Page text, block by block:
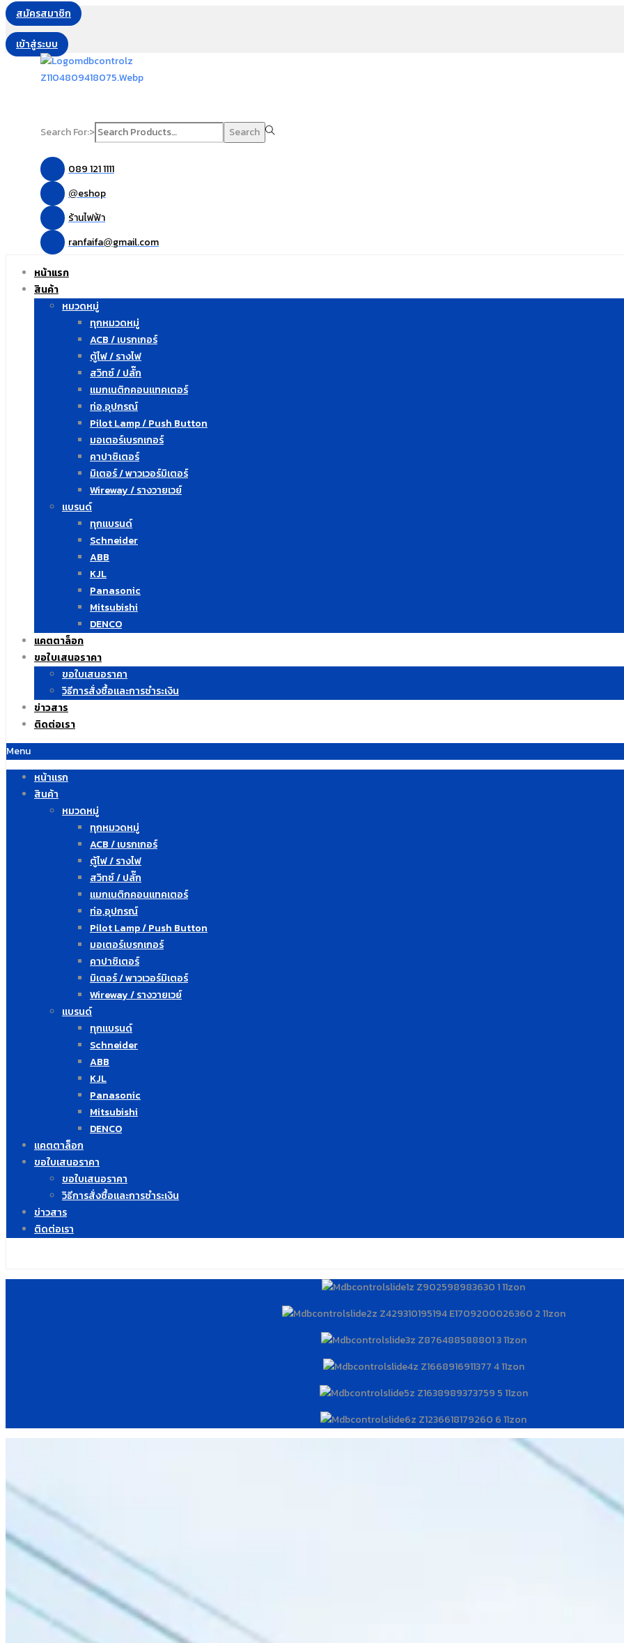
สมัครสมาชิก
เข้าสู่ระบบ
Search For:> Search
089 121 1111
@eshop
ร้านไฟฟ้า
ranfaifa@gmail.com
หน้าแรก
สินค้า
หมวดหมู่
ทุกหมวดหมู่
ACB / เบรกเกอร์
ตู้ไฟ / รางไฟ
สวิทซ์ / ปลั๊ก
แมกเนติกคอนแทคเตอร์
ท่อ,อุปกรณ์
Pilot Lamp / Push Button
มอเตอร์เบรกเกอร์
คาปาซิเตอร์
มิเตอร์ / พาวเวอร์มิเตอร์
Wireway / รางวายเวย์
แบรนด์
ทุกแบรนด์
Schneider
ABB
KJL
Panasonic
Mitsubishi
DENCO
แคตตาล็อก
ขอใบเสนอราคา
ขอใบเสนอราคา
วิธีการสั่งซื้อและการชำระเงิน
ข่าวสาร
ติดต่อเรา
Menu
หน้าแรก
สินค้า
หมวดหมู่
ทุกหมวดหมู่
ACB / เบรกเกอร์
ตู้ไฟ / รางไฟ
สวิทซ์ / ปลั๊ก
แมกเนติกคอนแทคเตอร์
ท่อ,อุปกรณ์
Pilot Lamp / Push Button
มอเตอร์เบรกเกอร์
คาปาซิเตอร์
มิเตอร์ / พาวเวอร์มิเตอร์
Wireway / รางวายเวย์
แบรนด์
ทุกแบรนด์
Schneider
ABB
KJL
Panasonic
Mitsubishi
DENCO
แคตตาล็อก
ขอใบเสนอราคา
ขอใบเสนอราคา
วิธีการสั่งซื้อและการชำระเงิน
ข่าวสาร
ติดต่อเรา